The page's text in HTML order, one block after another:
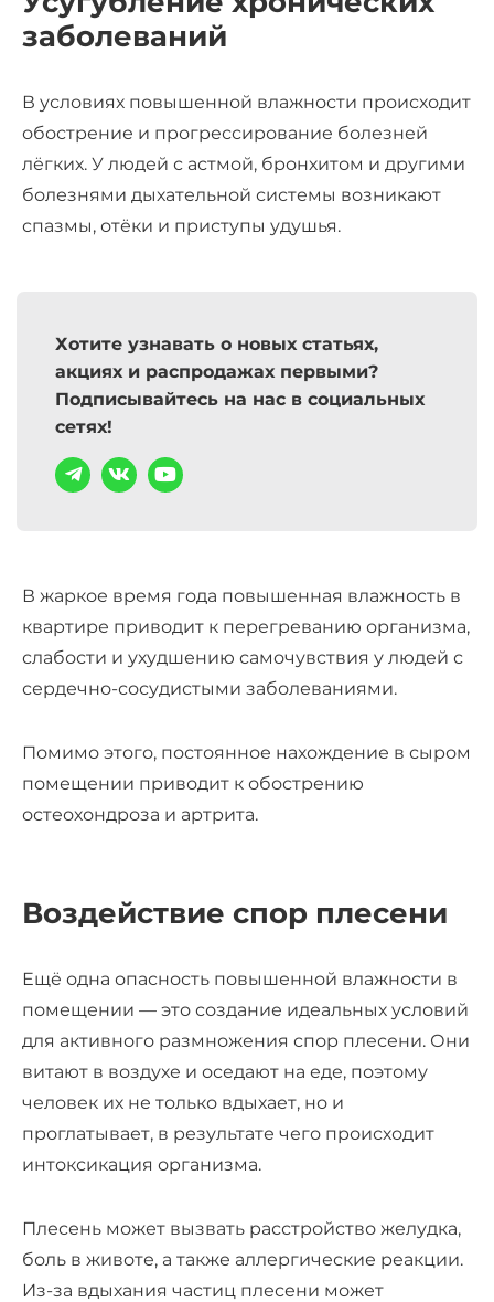
заболеваний
В условиях повышенной влажности происходит
обострение и прогрессирование болезней
лёгких. У людей с астмой, бронхитом и другими
болезнями дыхательной системы возникают
спазмы, отёки и приступы удушья.
Хотите узнавать о новых статьях,
акциях и распродажах первыми?
Подписывайтесь на нас в социальных
сетях!
В жаркое время года повышенная влажность в
квартире приводит к перегреванию организма,
слабости и ухудшению самочувствия у людей с
сердечно-сосудистыми заболеваниями.
Помимо этого, постоянное нахождение в сыром
помещении приводит к обострению
остеохондроза и артрита.
Воздействие спор плесени
Ещё одна опасность повышенной влажности в
помещении — это создание идеальных условий
для активного размножения спор плесени. Они
витают в воздухе и оседают на еде, поэтому
человек их не только вдыхает, но и
проглатывает, в результате чего происходит
интоксикация организма.
Плесень может вызвать расстройство желудка,
боль в животе, а также аллергические реакции.
Из-за вдыхания частиц плесени может